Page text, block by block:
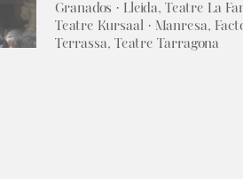
Granados · Lleida, Teatre La
Teatre Kursaal · Manresa,
Terrassa, Teatre Tarragona